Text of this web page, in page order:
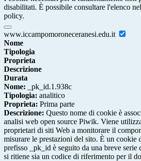
disabilitati. È possibile consultare l'elenco
policy.
www.iccampomoroneceranesi.edu.it
Nome
Tipologia
Proprieta
Descrizione
Durata
Nome: _pk_id.1.938c
Tipologia: analitico
Proprieta: Prima parte
Descrizione: Questo nome di cookie è
analisi web open source Piwik. Viene
proprietari di siti Web a monitorare il
misurare le prestazioni del sito. È un cookie
prefisso _pk_id è seguito da una breve serie
si ritiene sia un codice di riferimento per il